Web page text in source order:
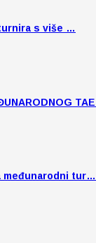
s više …
međunarodni tur…